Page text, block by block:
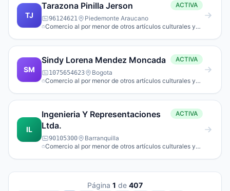
TJ
Tarazona Pinilla Jerson ACTIVA
96124621
Piedemonte Araucano
Comercio al por menor de otros artículos culturales y
SM
Sindy Lorena Mendez Moncada ACTIVA
1075654623
Bogota
Comercio al por menor de otros artículos culturales y
IL
Ingenieria Y Representaciones
Ltda.
ACTIVA
90105300
Barranquilla
Comercio al por menor de otros artículos culturales y
Página 1 de 407